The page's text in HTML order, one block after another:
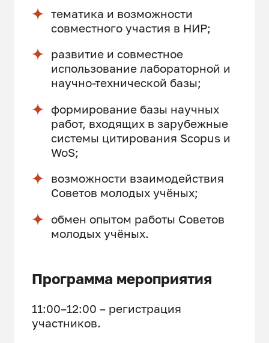
тематика и возможности
совместного участия в НИР;
развитие и совместное
использование лабораторной и
научно-технической базы;
формирование базы научных
работ, входящих в зарубежные
системы цитирования Scopus и
WoS;
возможности взаимодействия
Советов молодых учёных;
обмен опытом работы Советов
молодых учёных.
Программа мероприятия
11:00–12:00 – регистрация
участников.